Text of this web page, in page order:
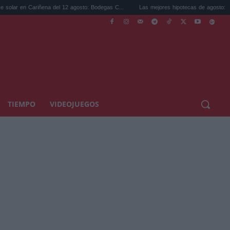
del 12 agosto: Bodegas C... Las mejores hipotecas de agosto: el TAE más
TIEMPO VIDEOJUEGOS